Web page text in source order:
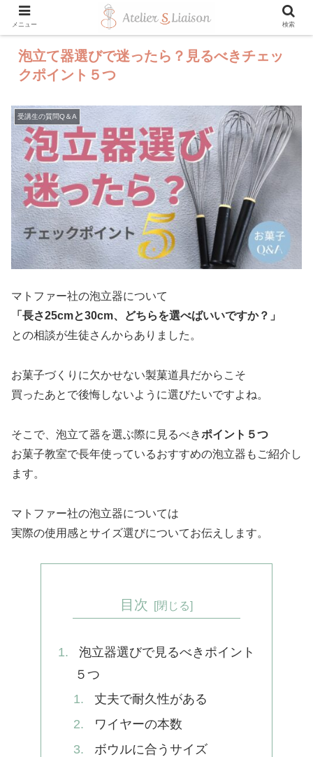
泡立て器選びで迷ったら？見るべきチェッ
クポイント５つ
受講生の質問Q＆A
マトファー社の泡立器について
「長さ25cmと30cm、どちらを選べばいいですか？」
との相談が生徒さんからありました。
お菓子づくりに欠かせない製菓道具だからこそ
買ったあとで後悔しないように選びたいですよね。
そこで、泡立て器を選ぶ際に見るべきポイント５つ
お菓子教室で長年使っているおすすめの泡立器もご紹介し
ます。
マトファー社の泡立器については
実際の使用感とサイズ選びについてお伝えします。
目次
泡立器選びで見るべきポイント
５つ
丈夫で耐久性がある
ワイヤーの本数
ボウルに合うサイズ
メニュー 検索